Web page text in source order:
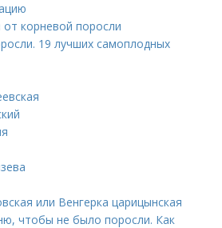
от корневой поросли
19 лучших самоплодных
или Венгерка царицынская
чтобы не было поросли. Как